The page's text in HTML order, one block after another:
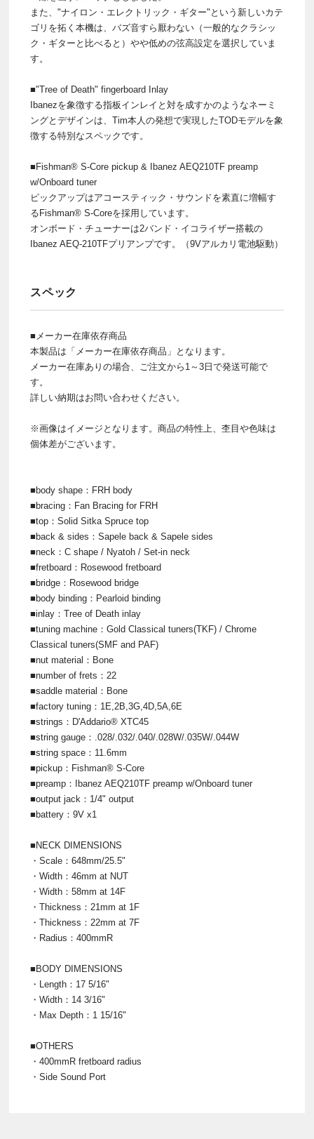
また、"ナイロン・エレクトリック・ギター"という新しいカテ
ゴリを拓く本機は、バズ音すら厭わない（一般的なクラシッ
ク・ギターと比べると）やや低めの弦高設定を選択していま
す。
■"Tree of Death" fingerboard Inlay
Ibanezを象徴する指板インレイと対を成すかのようなネーミ
ングとデザインは、Tim本人の発想で実現したTODモデルを象
徴する特別なスペックです。
■Fishman® S-Core pickup & Ibanez AEQ210TF preamp
w/Onboard tuner
ピックアップはアコースティック・サウンドを素直に増幅す
るFishman® S-Coreを採用しています。
オンボード・チューナーは2バンド・イコライザー搭載の
Ibanez AEQ-210TFプリアンプです。（9Vアルカリ電池駆動）
スペック
■メーカー在庫依存商品
本製品は「メーカー在庫依存商品」となります。
メーカー在庫ありの場合、ご注文から1～3日で発送可能で
す。
詳しい納期はお問い合わせください。
※画像はイメージとなります。商品の特性上、杢目や色味は
個体差がございます。
■body shape：FRH body
■bracing：Fan Bracing for FRH
■top：Solid Sitka Spruce top
■back & sides：Sapele back & Sapele sides
■neck：C shape / Nyatoh / Set-in neck
■fretboard：Rosewood fretboard
■bridge：Rosewood bridge
■body binding：Pearloid binding
■inlay：Tree of Death inlay
■tuning machine：Gold Classical tuners(TKF) / Chrome
Classical tuners(SMF and PAF)
■nut material：Bone
■number of frets：22
■saddle material：Bone
■factory tuning：1E,2B,3G,4D,5A,6E
■strings：D'Addario® XTC45
■string gauge：.028/.032/.040/.028W/.035W/.044W
■string space：11.6mm
■pickup：Fishman® S-Core
■preamp：Ibanez AEQ210TF preamp w/Onboard tuner
■output jack：1/4" output
■battery：9V x1
■NECK DIMENSIONS
・Scale：648mm/25.5"
・Width：46mm at NUT
・Width：58mm at 14F
・Thickness：21mm at 1F
・Thickness：22mm at 7F
・Radius：400mmR
■BODY DIMENSIONS
・Length：17 5/16"
・Width：14 3/16"
・Max Depth：1 15/16"
■OTHERS
・400mmR fretboard radius
・Side Sound Port